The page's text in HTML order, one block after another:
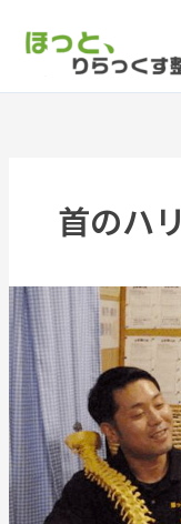
ス
首のハリ
【お
客
様
の
変
化】
沼
津
市